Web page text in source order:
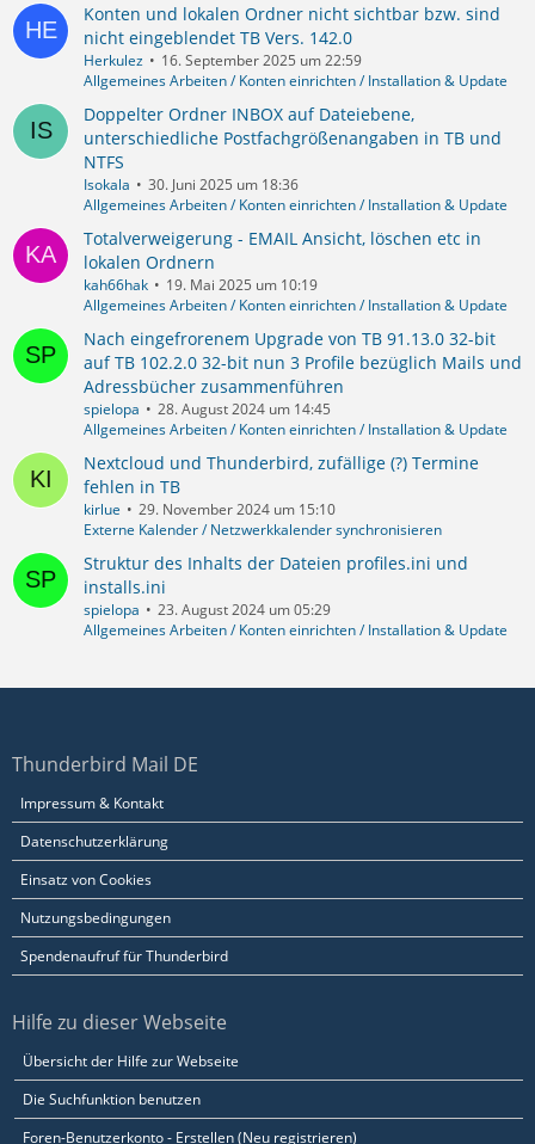
Konten und lokalen Ordner nicht sichtbar bzw. sind
nicht eingeblendet TB Vers. 142.0
Herkulez
16. September 2025 um 22:59
Allgemeines Arbeiten / Konten einrichten / Installation & Update
Doppelter Ordner INBOX auf Dateiebene,
unterschiedliche Postfachgrößenangaben in TB und
NTFS
Isokala
30. Juni 2025 um 18:36
Allgemeines Arbeiten / Konten einrichten / Installation & Update
Totalverweigerung - EMAIL Ansicht, löschen etc in
lokalen Ordnern
kah66hak
19. Mai 2025 um 10:19
Allgemeines Arbeiten / Konten einrichten / Installation & Update
Nach eingefrorenem Upgrade von TB 91.13.0 32-bit
auf TB 102.2.0 32-bit nun 3 Profile bezüglich Mails und
Adressbücher zusammenführen
spielopa
28. August 2024 um 14:45
Allgemeines Arbeiten / Konten einrichten / Installation & Update
Nextcloud und Thunderbird, zufällige (?) Termine
fehlen in TB
kirlue
29. November 2024 um 15:10
Externe Kalender / Netzwerkkalender synchronisieren
Struktur des Inhalts der Dateien profiles.ini und
installs.ini
spielopa
23. August 2024 um 05:29
Allgemeines Arbeiten / Konten einrichten / Installation & Update
Thunderbird Mail DE
Impressum & Kontakt
Datenschutzerklärung
Einsatz von Cookies
Nutzungsbedingungen
Spendenaufruf für Thunderbird
Hilfe zu dieser Webseite
Übersicht der Hilfe zur Webseite
Die Suchfunktion benutzen
Foren-Benutzerkonto - Erstellen (Neu registrieren)